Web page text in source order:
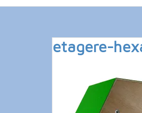
etagere-